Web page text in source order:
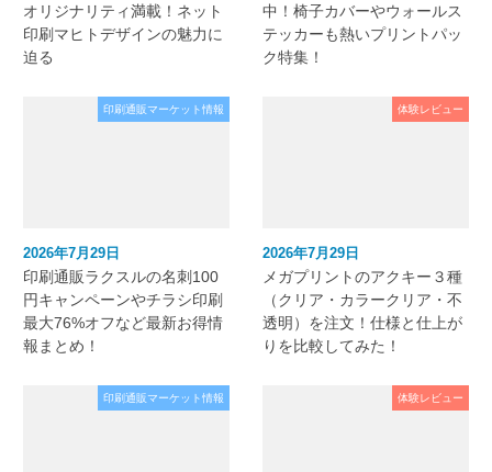
オリジナリティ満載！ネット
印刷マヒトデザインの魅力に
迫る
中！椅子カバーやウォールス
テッカーも熱いプリントパッ
ク特集！
印刷通販マーケット情報
2026年7月29日
印刷通販ラクスルの名刺100
円キャンペーンやチラシ印刷
最大76%オフなど最新お得情
報まとめ！
体験レビュー
2026年7月29日
メガプリントのアクキー３種
（クリア・カラークリア・不
透明）を注文！仕様と仕上が
りを比較してみた！
印刷通販マーケット情報 体験レビュー